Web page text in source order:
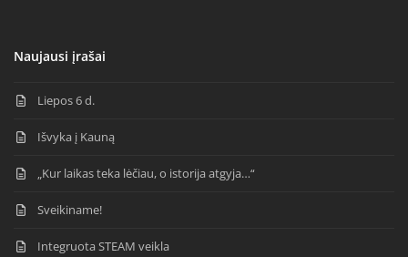
Naujausi įrašai
Liepos 6 d.
Išvyka į Kauną
„Kur laikas teka lėčiau, o istorija atgyja…“
Sveikiname!
Integruota STEAM veikla